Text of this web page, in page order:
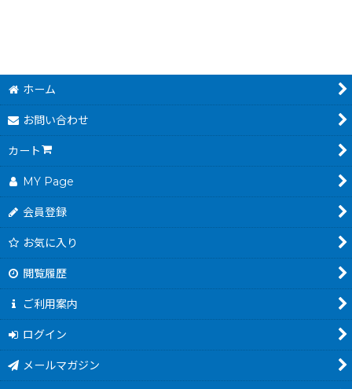
ホーム
お問い合わせ
カート
MY Page
会員登録
お気に入り
閲覧履歴
ご利用案内
ログイン
メールマガジン